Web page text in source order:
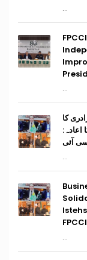
...
...
کا
اعادہ:
آئی
...
FPCCI
...